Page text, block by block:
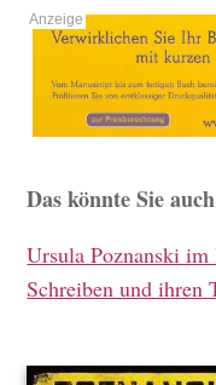
Das könnte Sie
Ursula Poznanski
Schreiben und